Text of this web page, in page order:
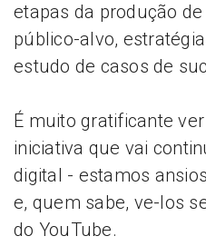
etapas da produção
público-alvo,
estudo de casos de
É muito gratificante
iniciativa que vai
digital - estamos
e, quem sabe, ve-los
do YouTube.